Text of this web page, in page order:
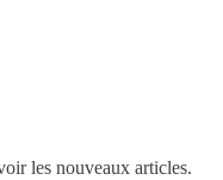
les nouveaux articles.